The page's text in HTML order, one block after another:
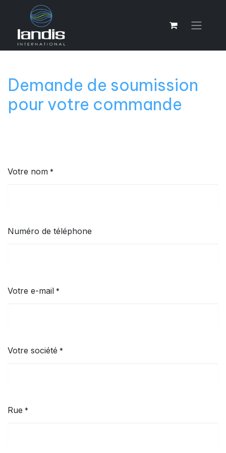
​Demande de soumission
pour votre commande
Votre nom *
Numéro de téléphone
Votre e-mail *
Votre société *
Rue *